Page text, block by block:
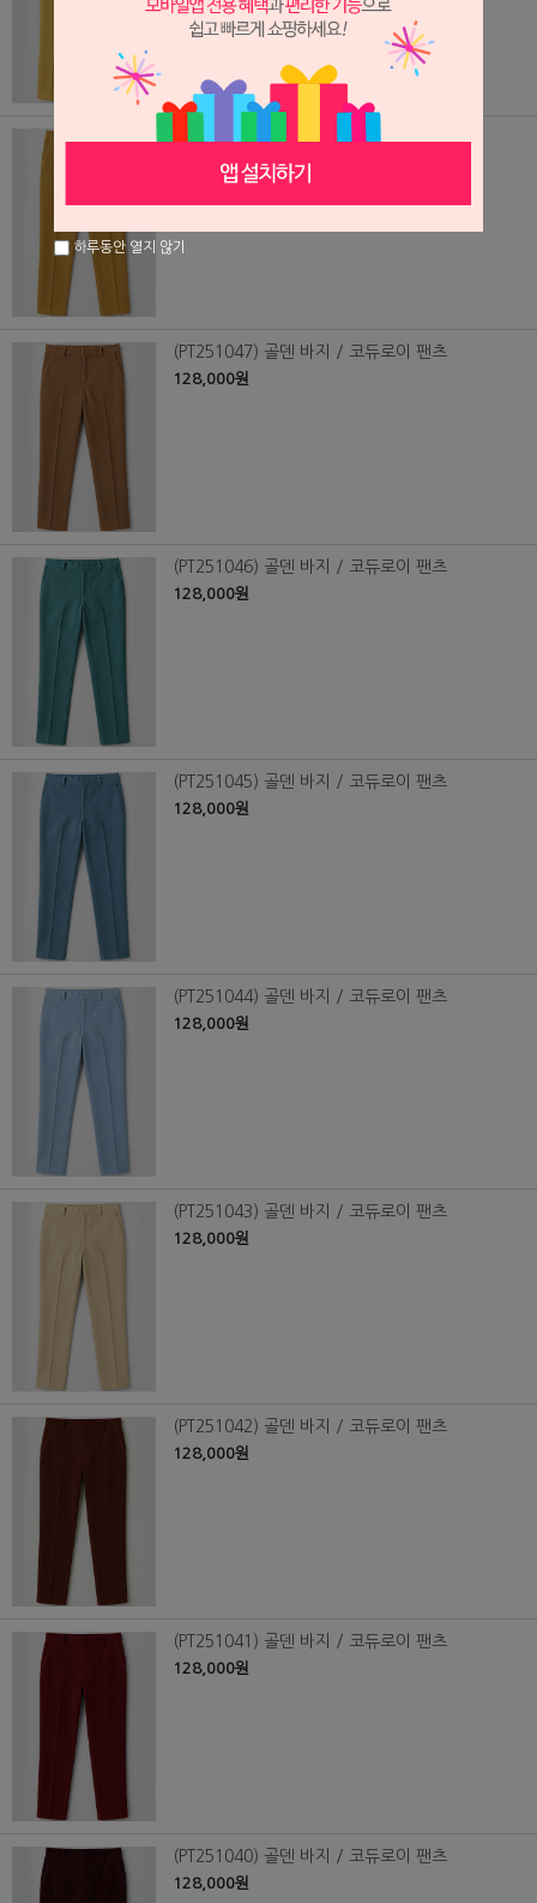
(PT251048) 골덴 바지 / 코듀로이 팬츠
128,000원
(PT251047) 골덴 바지 / 코듀로이 팬츠
128,000원
(PT251046) 골덴 바지 / 코듀로이 팬츠
128,000원
(PT251045) 골덴 바지 / 코듀로이 팬츠
128,000원
(PT251044) 골덴 바지 / 코듀로이 팬츠
128,000원
(PT251043) 골덴 바지 / 코듀로이 팬츠
128,000원
(PT251042) 골덴 바지 / 코듀로이 팬츠
128,000원
(PT251041) 골덴 바지 / 코듀로이 팬츠
128,000원
(PT251040) 골덴 바지 / 코듀로이 팬츠
128,000원
하루동안 열지 않기